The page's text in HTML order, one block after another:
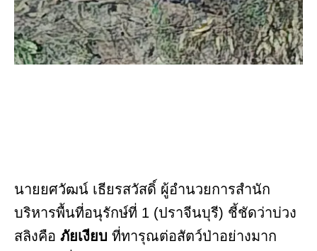
นายยศวัฒน์ เธียรสวัสดิ์ ผู้อำนวยการสำนัก
บริหารพื้นที่อนุรักษ์ที่ 1 (ปราจีนบุรี) ชี้ชัดว่าบ่วง
สลิงคือ ภัยเงียบ ที่ทารุณต่อสัตว์ป่าอย่างมาก